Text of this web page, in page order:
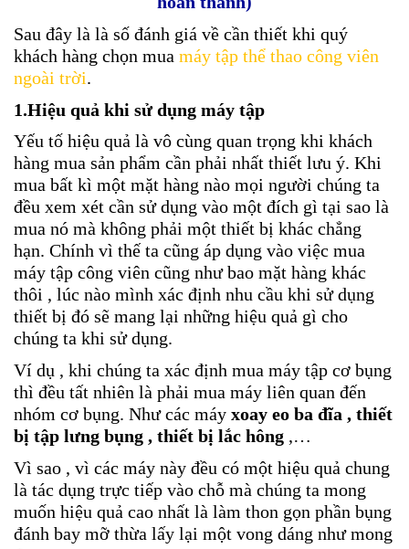
Sau đây là là số đánh giá về cần thiết khi quý
khách hàng chọn mua máy tập thể thao công viên
ngoài trời.
1.Hiệu quả khi sử dụng máy tập
Yếu tố hiệu quả là vô cùng quan trọng khi khách
hàng mua sản phẩm cần phải nhất thiết lưu ý. Khi
mua bất kì một mặt hàng nào mọi người chúng ta
đều xem xét cần sử dụng vào một đích gì tại sao là
mua nó mà không phải một thiết bị khác chẳng
hạn. Chính vì thế ta cũng áp dụng vào việc mua
máy tập công viên cũng như bao mặt hàng khác
thôi , lúc nào mình xác định nhu cầu khi sử dụng
thiết bị đó sẽ mang lại những hiệu quả gì cho
chúng ta khi sử dụng.
Ví dụ , khi chúng ta xác định mua máy tập cơ bụng
thì đều tất nhiên là phải mua máy liên quan đến
nhóm cơ bụng. Như các máy xoay eo ba đĩa , thiết
bị tập lưng bụng , thiết bị lắc hông ,…
Vì sao , vì các máy này đều có một hiệu quả chung
là tác dụng trực tiếp vào chỗ mà chúng ta mong
muốn hiệu quả cao nhất là làm thon gọn phần bụng
đánh bay mỡ thừa lấy lại một vong dáng như mong